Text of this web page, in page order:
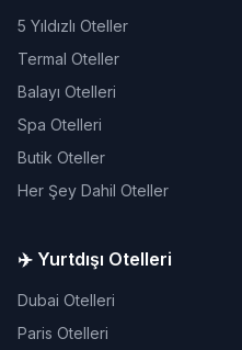
5 Yıldızlı Oteller
Termal Oteller
Balayı Otelleri
Spa Otelleri
Butik Oteller
Her Şey Dahil Oteller
✈️ Yurtdışı Otelleri
Dubai Otelleri
Paris Otelleri